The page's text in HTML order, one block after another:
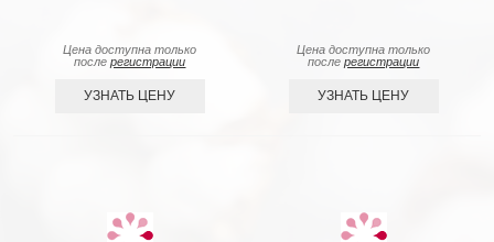
Цена доступна только
послерегистрации
УЗНАТЬ ЦЕНУ
Цена доступна только
послерегистрации
УЗНАТЬ ЦЕНУ